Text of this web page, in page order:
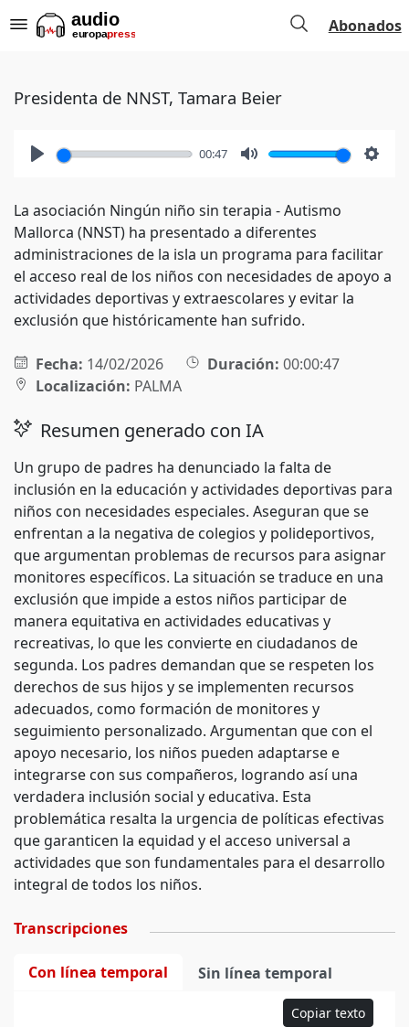
Abonados
Presidenta de NNST, Tamara Beier
00:47
La asociación Ningún niño sin terapia - Autismo
Mallorca (NNST) ha presentado a diferentes
administraciones de la isla un programa para facilitar
el acceso real de los niños con necesidades de apoyo a
actividades deportivas y extraescolares y evitar la
exclusión que históricamente han sufrido.
Fecha: 14/02/2026 Duración: 00:00:47
Localización: PALMA
Resumen generado con IA
Un grupo de padres ha denunciado la falta de
inclusión en la educación y actividades deportivas para
niños con necesidades especiales. Aseguran que se
enfrentan a la negativa de colegios y polideportivos,
que argumentan problemas de recursos para asignar
monitores específicos. La situación se traduce en una
exclusión que impide a estos niños participar de
manera equitativa en actividades educativas y
recreativas, lo que les convierte en ciudadanos de
segunda. Los padres demandan que se respeten los
derechos de sus hijos y se implementen recursos
adecuados, como formación de monitores y
seguimiento personalizado. Argumentan que con el
apoyo necesario, los niños pueden adaptarse e
integrarse con sus compañeros, logrando así una
verdadera inclusión social y educativa. Esta
problemática resalta la urgencia de políticas efectivas
que garanticen la equidad y el acceso universal a
actividades que son fundamentales para el desarrollo
integral de todos los niños.
Transcripciones
Con línea temporal Sin línea temporal
Copiar texto